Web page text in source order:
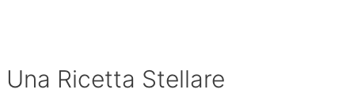
Ricetta Stellare